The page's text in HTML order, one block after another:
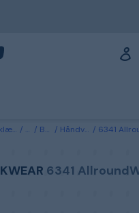
Sikkerhedsudstyr & beklædning Tøj Bukser Håndværkerbukser 6341 AllroundWork Snickers
6341